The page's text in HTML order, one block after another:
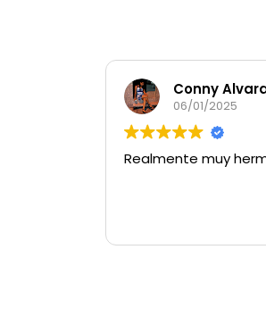
Conny
06/01/2025
Realmente muy